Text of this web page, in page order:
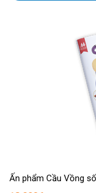
Ấn phẩm Cầu Vồng